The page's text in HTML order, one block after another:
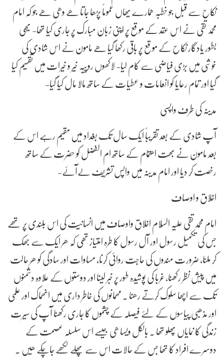
نکاح سے قبل جو خطبہ ھمارے یھاں عموماً پڑھا جاتا ھے وھی ھے جو کہ امام
محمد تقی نے اس عقد کے موقع پر اپنی زبان مبارک پر جاری کیا تھا- یھی
بطور یادگار نکاح کے موقع پر باقی رکھا گیا ھے مامون نے اس شادی کی
خوشی میں بڑی فیاضی سے کام لیا- لاکھوں روپیہ خیر و خیرات میں تقسیم کیا
گیا اور تمام رعایا کو انعامات و عطیات کے ساتھ مالا مال کیا گیا-
مدینہ کی طرف واپسی
آپ شادی کے بعد تقریباً ایک سال تک بغداد میں مقیم رہے اس کے
بعد مامون نے بھت اھتمام کے ساتھ ام الفضل کو حضرت کے ساتھ
رخصت کر دیا اور امام مدینہ میں واپس تشریف لےآئے-
اخلاق و اوصاف
امام محمد تقی علیہ السّلام اخلاق واوصاف میں انسانیت کی اس بلندی پر تھے
جس کی تکمیل رسول اور آل رسول کا طرہ امتیاز تھی کہ ھر ایک سے جھک
کر ملنا، ضرورت مندوں کی حاجت روائی کرنا، مساوات اور سادگی کو ھر حالت
میں پیش نظر رکھنا، غربا کی پوشیدہ طور پر خبر لینا اور دوستوں کے علاوہ دشمنوں
تک سے اچھا سلوک کرتے رھنا . مھمانوں کی خاطر داری میں انھماک اور علمی
اور مذھبی پیاسوں کے لئے فیصلہ کے چشموں کا جاری رکھنا آپ کی سیرت
زندگی کا نمایاں پھلو تھا . بالکل ویسا ھی جیسے اس سلسلہ عصمت کے
دوسرے افراد کا تھا جس کے حالات اس سے پھلے لکھے جاچکے ھیں .